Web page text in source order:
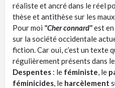
réaliste et ancré dans le réel
thèse et antithèse sur les
Pour moi "Cher connard"est en
sur la société occidentale
fiction. Car oui, c’est un texte
régulièrement présents dans
Despentes : le féministe , le
féminicides , le harcèlement